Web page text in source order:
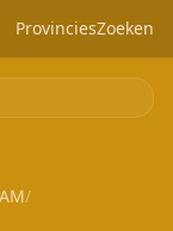
ProvinciesZoeken
/